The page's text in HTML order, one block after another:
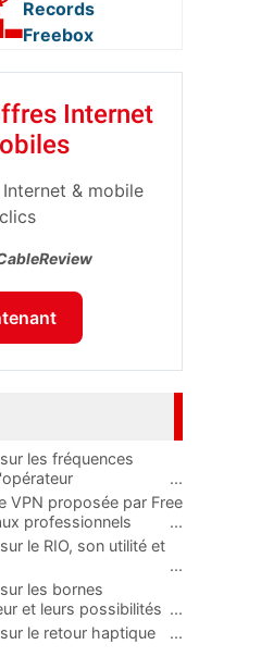
Records
Freebox
Internet
& mobile
les fréquences
...
VPN proposée par Free
professionnels
...
le RIO, son utilité et
...
les bornes
et leurs possibilités ...
le retour haptique
...